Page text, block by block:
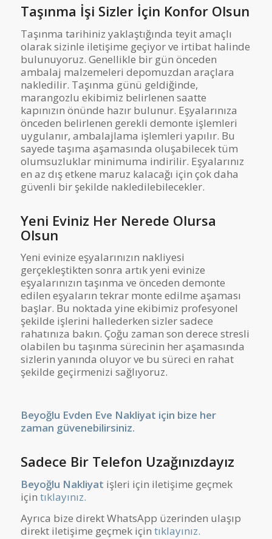
Taşınma İşi Sizler İçin Konfor Olsun
Taşınma tarihiniz yaklaştığında teyit amaçlı
olarak sizinle iletişime geçiyor ve irtibat halinde
bulunuyoruz. Genellikle bir gün önceden
ambalaj malzemeleri depomuzdan araçlara
nakledilir. Taşınma günü geldiğinde,
marangozlu ekibimiz belirlenen saatte
kapınızın önünde hazır bulunur. Eşyalarınıza
önceden belirlenen gerekli demonte işlemleri
uygulanır, ambalajlama işlemleri yapılır. Bu
sayede taşıma aşamasında oluşabilecek tüm
olumsuzluklar minimuma indirilir. Eşyalarınız
en az dış etkene maruz kalacağı için çok daha
güvenli bir şekilde nakledilebilecekler.
Yeni Eviniz Her Nerede Olursa
Olsun
Yeni evinize eşyalarınızın nakliyesi
gerçekleştikten sonra artık yeni evinize
eşyalarınızın taşınma ve önceden demonte
edilen eşyaların tekrar monte edilme aşaması
başlar. Bu noktada yine ekibimiz profesyonel
şekilde işlerini hallederken sizler sadece
rahatınıza bakın. Çoğu zaman son derece stresli
olabilen bu taşınma sürecinin her aşamasında
sizlerin yanında oluyor ve bu süreci en rahat
şekilde geçirmenizi sağlıyoruz.
Beyoğlu Evden Eve Nakliyat için bize her
zaman güvenebilirsiniz.
Sadece Bir Telefon Uzağınızdayız
Beyoğlu Nakliyat işleri için iletişime geçmek
için tıklayınız.
Ayrıca bize direkt WhatsApp üzerinden ulaşıp
direkt iletişime geçmek için tıklayınız.